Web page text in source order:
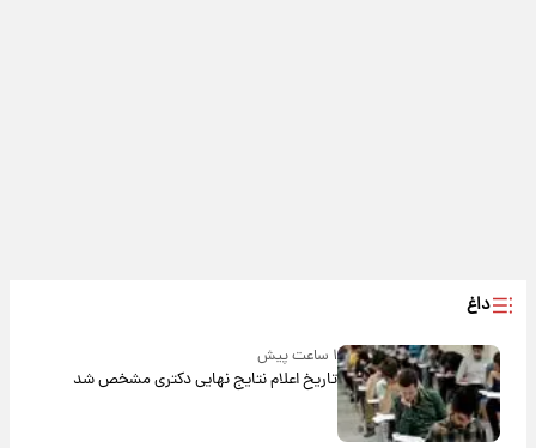
داغ
۱ ساعت پیش
تاریخ اعلام نتایج نهایی دکتری مشخص شد